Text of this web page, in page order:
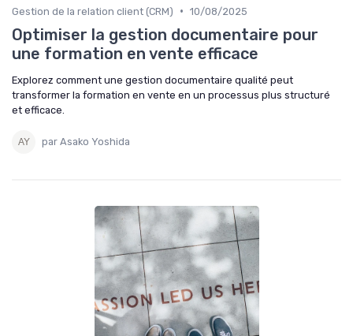
Gestion de la relation client (CRM) • 10/08/2025
Optimiser la gestion documentaire pour
une formation en vente efficace
Explorez comment une gestion documentaire qualité peut
transformer la formation en vente en un processus plus structuré
et efficace.
par Asako Yoshida